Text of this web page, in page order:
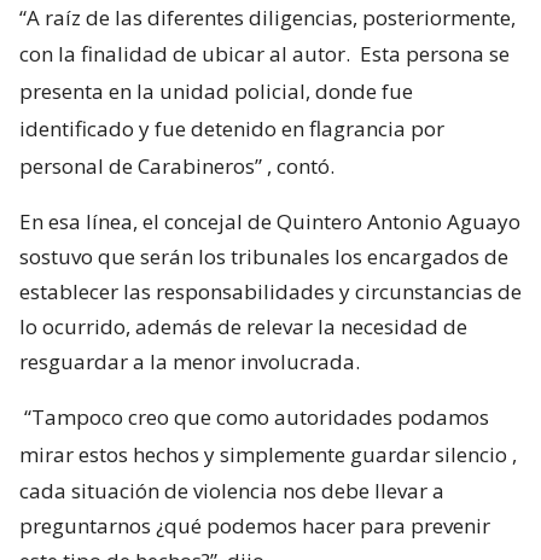
“A raíz de las diferentes diligencias, posteriormente,
con la finalidad de ubicar al autor. Esta persona se
presenta en la unidad policial, donde fue
identificado y fue detenido en flagrancia por
personal de Carabineros” , contó.
En esa línea, el concejal de Quintero Antonio Aguayo
sostuvo que serán los tribunales los encargados de
establecer las responsabilidades y circunstancias de
lo ocurrido, además de relevar la necesidad de
resguardar a la menor involucrada.
“Tampoco creo que como autoridades podamos
mirar estos hechos y simplemente guardar silencio ,
cada situación de violencia nos debe llevar a
preguntarnos ¿qué podemos hacer para prevenir